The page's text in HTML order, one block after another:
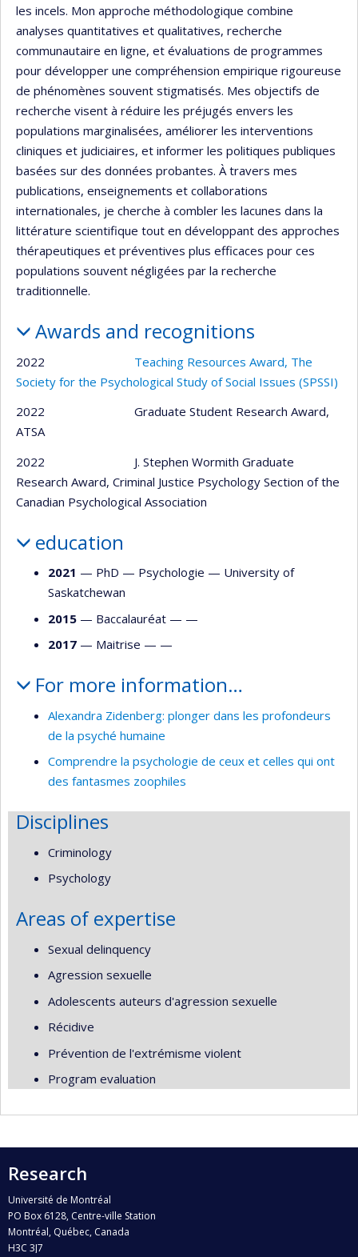
les incels. Mon approche méthodologique combine
analyses quantitatives et qualitatives, recherche
communautaire en ligne, et évaluations de programmes
pour développer une compréhension empirique rigoureuse
de phénomènes souvent stigmatisés. Mes objectifs de
recherche visent à réduire les préjugés envers les
populations marginalisées, améliorer les interventions
cliniques et judiciaires, et informer les politiques publiques
basées sur des données probantes. À travers mes
publications, enseignements et collaborations
internationales, je cherche à combler les lacunes dans la
littérature scientifique tout en développant des approches
thérapeutiques et préventives plus efficaces pour ces
populations souvent négligées par la recherche
traditionnelle.
Awards and recognitions
2022 Teaching Resources Award, The
Society for the Psychological Study of Social Issues (SPSSI)
2022 Graduate Student Research Award,
ATSA
2022 J. Stephen Wormith Graduate
Research Award, Criminal Justice Psychology Section of the
Canadian Psychological Association
education
2021 — PhD — Psychologie — University of
Saskatchewan
2015 — Baccalauréat — —
2017 — Maitrise — —
For more information…
Alexandra Zidenberg: plonger dans les profondeurs
de la psyché humaine
Comprendre la psychologie de ceux et celles qui ont
des fantasmes zoophiles
Disciplines
Criminology
Psychology
Areas of expertise
Sexual delinquency
Agression sexuelle
Adolescents auteurs d'agression sexuelle
Récidive
Prévention de l'extrémisme violent
Program evaluation
Research
Université de Montréal
PO Box 6128, Centre-ville Station
Montréal, Québec, Canada
H3C 3J7